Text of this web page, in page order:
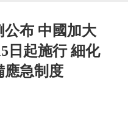
布 中國加大
日起施行 細化
應急制度